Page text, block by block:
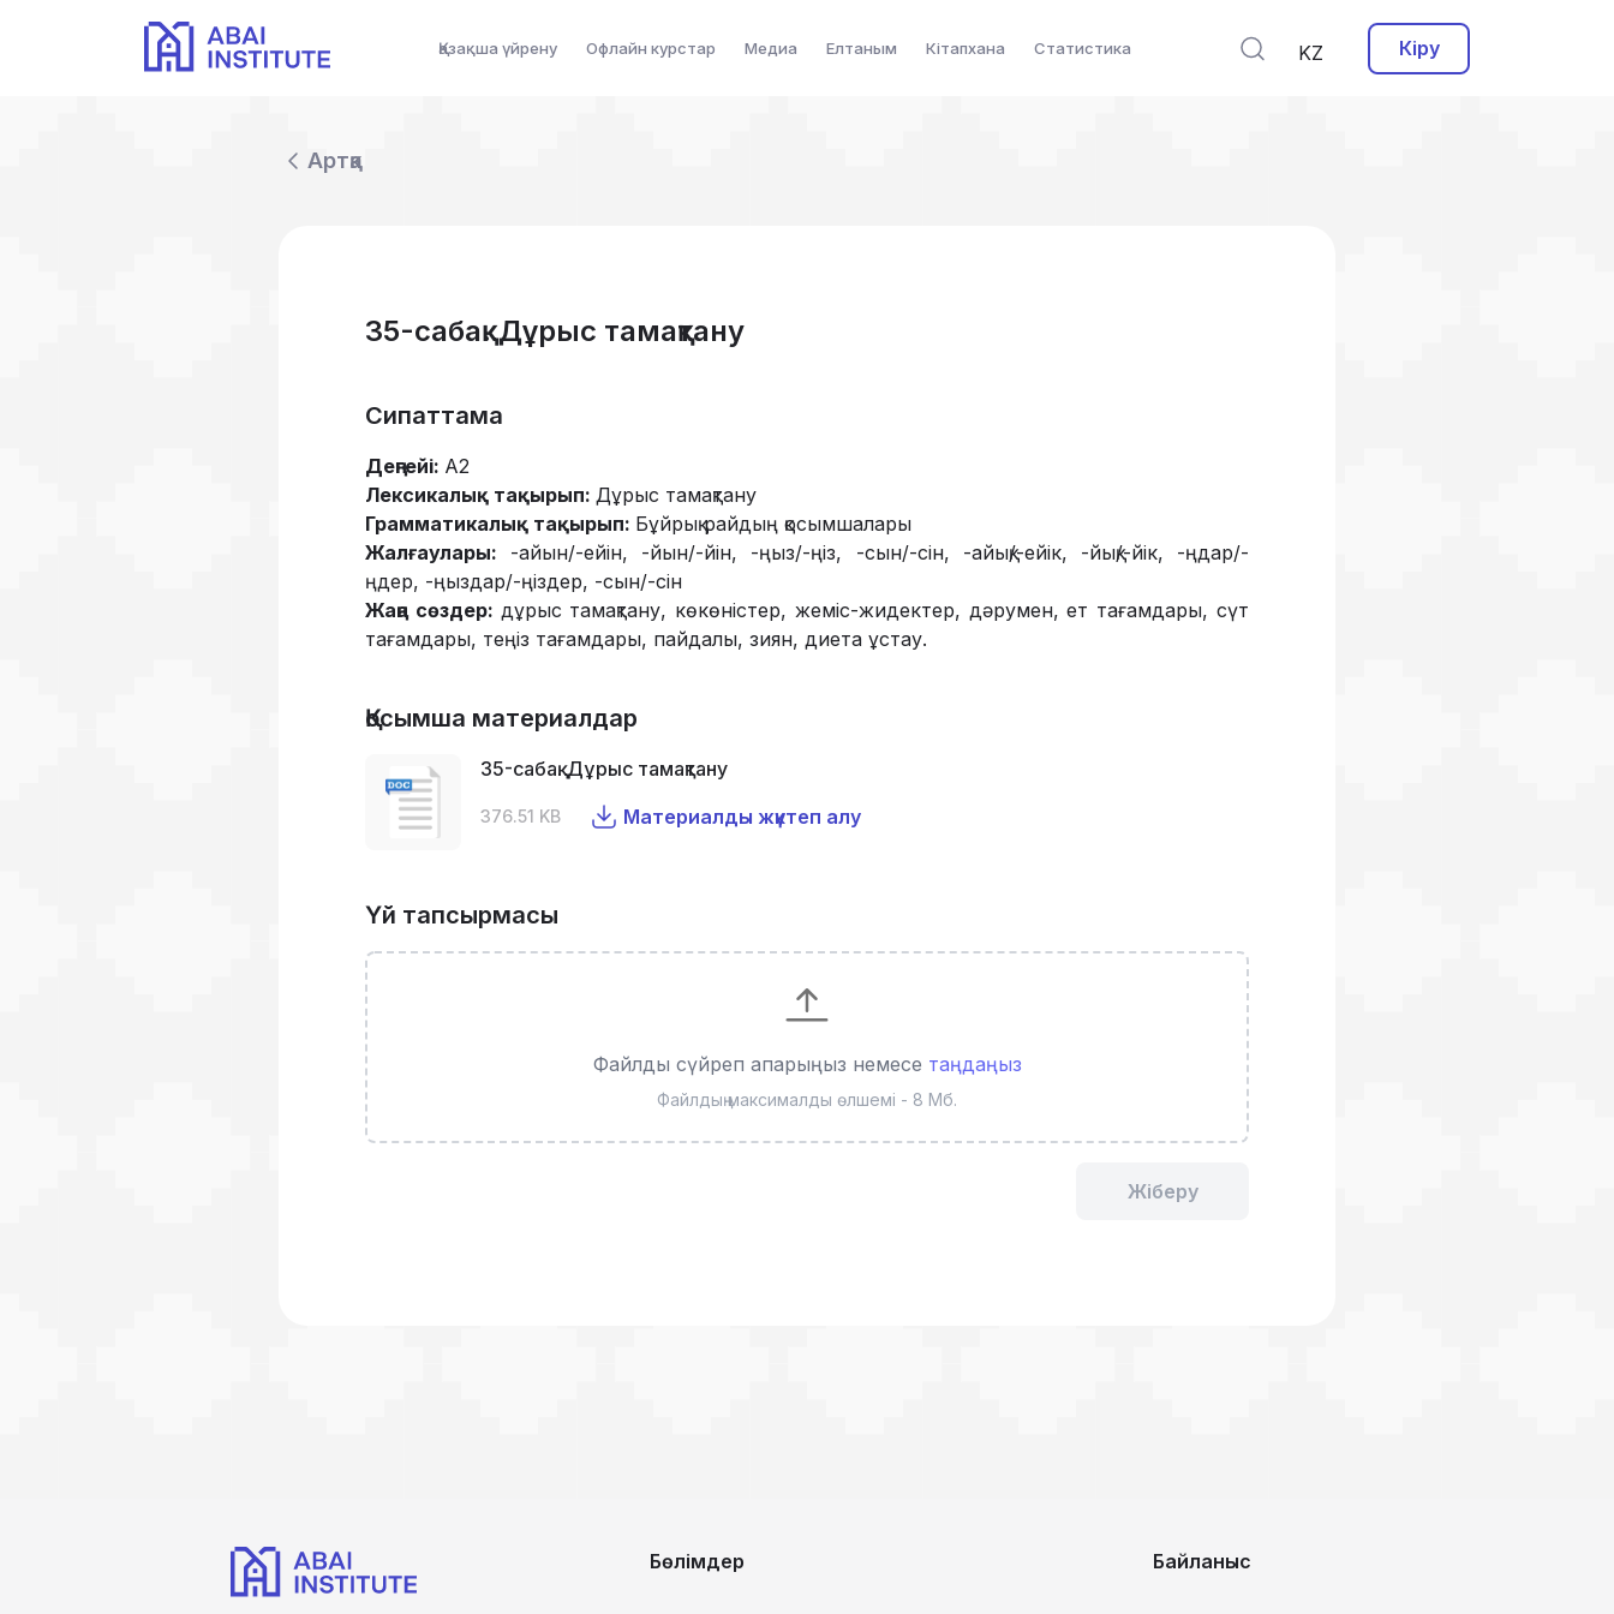
Қазақша үйрену Офлайн курстар Медиа Елтаным Кітапхана Статистика KZ Кіру
Артқа
35-сабақ. Дұрыс тамақтану
Сипаттама
Деңгейі: А2
Лексикалық тақырып: Дұрыс тамақтану
Грамматикалық тақырып: Бұйрық райдың қосымшалары
Жалғаулары: -айын/-ейін, -йын/-йін, -ңыз/-ңіз, -сын/-сін, -айық/-ейік, -йық/-йік, -ңдар/-
ңдер, -ңыздар/-ңіздер, -сын/-сін
Жаңа сөздер: дұрыс тамақтану, көкөністер, жеміс-жидектер, дәрумен, ет тағамдары, сүт
тағамдары, теңіз тағамдары, пайдалы, зиян, диета ұстау.
Қосымша материалдар
35-сабақ. Дұрыс тамақтану
376.51 KB Материалды жүктеп алу
Үй тапсырмасы
Файлды сүйреп апарыңыз немесе таңдаңыз
Файлдың максималды өлшемі - 8 Мб.
Жіберу
Бөлімдер Байланыс